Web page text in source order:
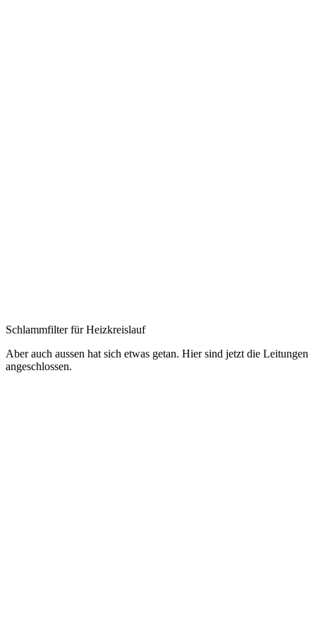
Schlammfilter für Heizkreislauf
Aber auch aussen hat sich etwas getan. Hier sind jetzt die Leitungen
angeschlossen.